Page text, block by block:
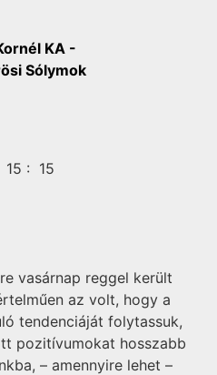
KA -
Sólymok
15 : 15
vasárnap reggel került
az volt, hogy a
tendenciáját folytassuk,
pozitívumokat hosszabb
– amennyire lehet –